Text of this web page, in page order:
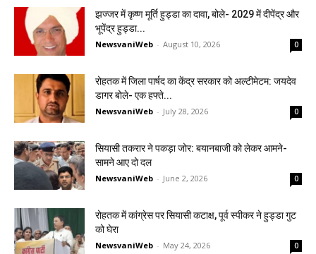
झज्जर में कृष्ण मूर्ति हुड्डा का दावा, बोले- 2029 में दीपेंद्र और
भूपेंद्र हुड्डा...
NewsvaniWeb - August 10, 2026 0
रोहतक में जिला पार्षद का केंद्र सरकार को अल्टीमेटम: जयदेव
डागर बोले- एक हफ्ते...
NewsvaniWeb - July 28, 2026 0
सियासी तकरार ने पकड़ा जोर: बयानबाजी को लेकर आमने-
सामने आए दो दल
NewsvaniWeb - June 2, 2026 0
रोहतक में कांग्रेस पर सियासी कटाक्ष, पूर्व स्पीकर ने हुड्डा गुट
को घेरा
NewsvaniWeb - May 24, 2026 0